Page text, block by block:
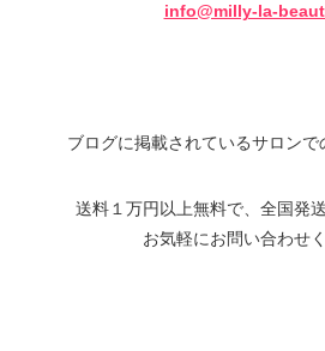
info@milly-la-
ブログに掲載されているサロン
送料１万円以上無料で、全国発
お気軽にお問い合わせく